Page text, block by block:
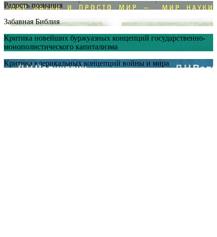
Радость познания
Забавная Библия
Критика новейших буржуазных концепций государственно-
монополистического капитализма
Критика клерикальных концепций войны и мира